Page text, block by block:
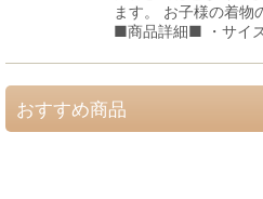
ます。 お子様の着物
■商品詳細■ ・サイ
おすすめ商品